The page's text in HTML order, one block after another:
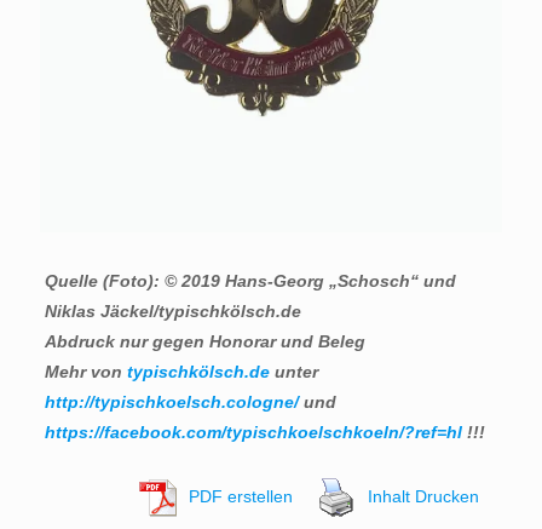
Quelle (Foto): © 2019 Hans-Georg „Schosch“ und
Niklas Jäckel/typischkölsch.de
Abdruck nur gegen Honorar und Beleg
Mehr von typischkölsch.deunter
http://typischkoelsch.cologne/und
https://facebook.com/typischkoelschkoeln/?ref=hl!!!
PDF erstellen Inhalt Drucken